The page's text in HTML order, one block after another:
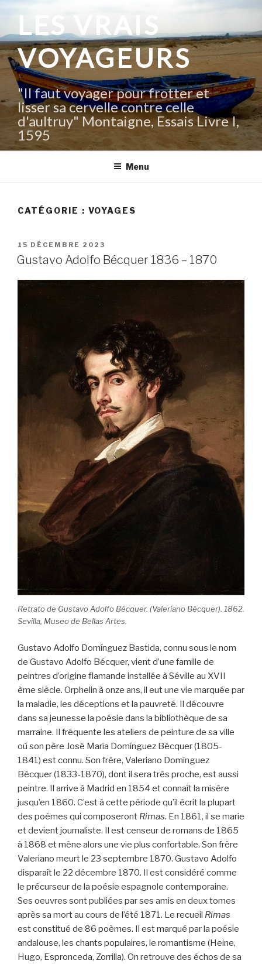
contenu
principal
LES VRAIS
VOYAGEURS
"Il faut voyager pour frotter et
lisser sa cervelle contre celle
d'aultruy" Montaigne, Essais Livre I,
1595
Menu
CATÉGORIE : VOYAGES
PUBLIÉ
LE
15 DÉCEMBRE 2023
Gustavo Adolfo Bécquer 1836 – 1870
Retrato de Gustavo Adolfo Bécquer. (Valeriano Bécquer). 1862.
Sevilla, Museo de Bellas Artes.
Gustavo Adolfo Domínguez Bastida, connu sous le nom
de Gustavo Adolfo Bécquer, vient d’une famille de
peintres d’origine flamande installée à Séville au XVII
ème siècle. Orphelin à onze ans, il eut une vie marquée par
la maladie, les déceptions et la pauvreté. Il découvre
dans sa jeunesse la poésie dans la bibliothèque de sa
marraine. Il fréquente les ateliers de peinture de sa ville
où son père José María Domínguez Bécquer (1805-
1841) est connu. Son frère, Valeriano Domínguez
Bécquer (1833-1870), dont il sera très proche, est aussi
peintre. Il arrive à Madrid en 1854 et connaît la misère
jusqu’en 1860. C’est à cette période qu’il écrit la plupart
des poèmes qui composeront Rimas. En 1861, il se marie
et devient journaliste. Il est censeur de romans de 1865
à 1868 et mène alors une vie plus confortable. Son frère
Valeriano meurt le 23 septembre 1870. Gustavo Adolfo
disparaît le 22 décembre 1870. Il est considéré comme
le précurseur de la poésie espagnole contemporaine.
Ses oeuvres sont publiées par ses amis en deux tomes
après sa mort au cours de l’été 1871. Le recueil Rimas
est constitué de 86 poèmes. Il est marqué par la poésie
andalouse, les chants populaires, le romantisme (Heine,
Hugo, Espronceda, Zorrilla). On retrouve des échos de sa